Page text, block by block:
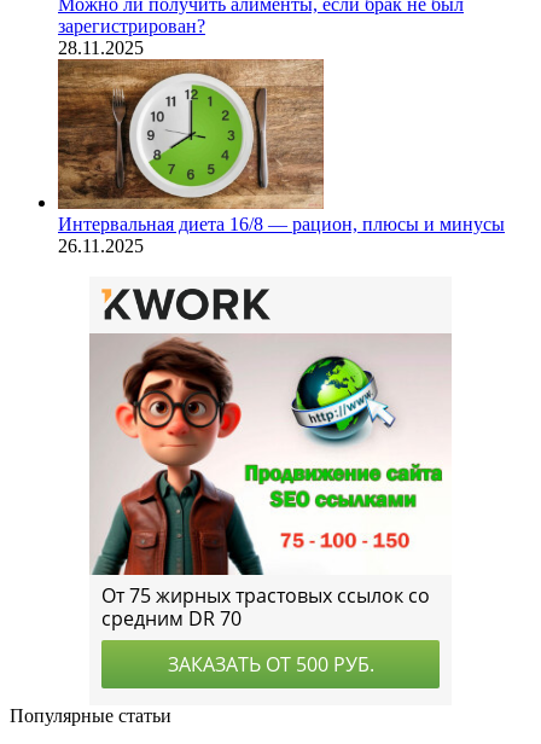
зарегистрирован?
28.11.2025
Интервальная диета 16/8 — рацион, плюсы и минусы
26.11.2025
Популярные статьи